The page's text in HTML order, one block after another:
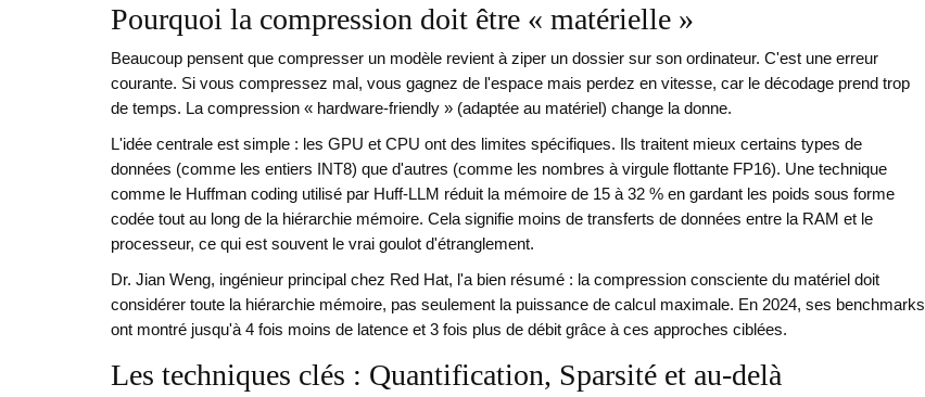
Pourquoi la compression doit être « matérielle »
Beaucoup pensent que compresser un modèle revient à ziper un dossier sur son ordinateur. C'est une erreur
courante. Si vous compressez mal, vous gagnez de l'espace mais perdez en vitesse, car le décodage prend trop
de temps. La compression « hardware-friendly » (adaptée au matériel) change la donne.
L'idée centrale est simple : les GPU et CPU ont des limites spécifiques. Ils traitent mieux certains types de
données (comme les entiers INT8) que d'autres (comme les nombres à virgule flottante FP16). Une technique
comme le Huffman coding utilisé par Huff-LLM réduit la mémoire de 15 à 32 % en gardant les poids sous forme
codée tout au long de la hiérarchie mémoire. Cela signifie moins de transferts de données entre la RAM et le
processeur, ce qui est souvent le vrai goulot d'étranglement.
Dr. Jian Weng, ingénieur principal chez Red Hat, l'a bien résumé : la compression consciente du matériel doit
considérer toute la hiérarchie mémoire, pas seulement la puissance de calcul maximale. En 2024, ses benchmarks
ont montré jusqu'à 4 fois moins de latence et 3 fois plus de débit grâce à ces approches ciblées.
Les techniques clés : Quantification, Sparsité et au-delà